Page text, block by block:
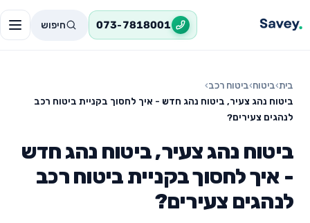
073-7818001 חיפוש
בית›ביטוח›ביטוח רכב›
ביטוח נהג צעיר, ביטוח נהג חדש - איך לחסוך בקניית ביטוח רכב
לנהגים צעירים?
ביטוח נהג צעיר, ביטוח נהג חדש
- איך לחסוך בקניית ביטוח רכב
לנהגים צעירים?